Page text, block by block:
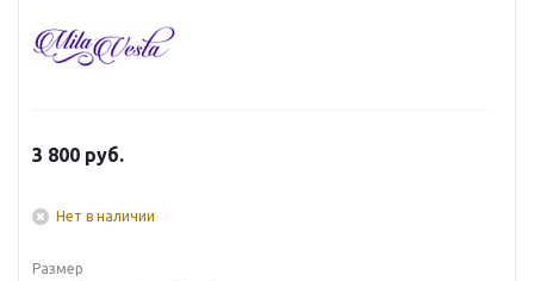
3 800 руб.
Нет в наличии
Размер